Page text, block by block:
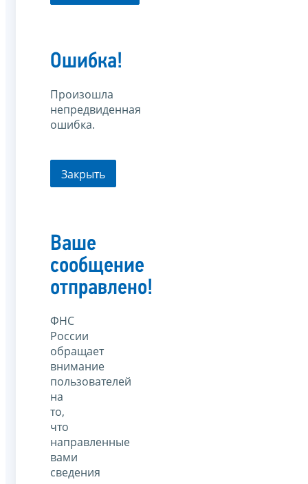
Ошибка!
Произошла
непредвиденная
ошибка.
Закрыть
Ваше
сообщение
отправлено!
ФНС
России
обращает
внимание
пользователей
на
то,
что
направленные
вами
сведения